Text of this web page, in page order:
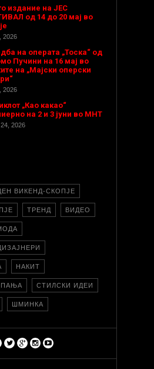
издание на ЈЕС
од 14 до 20 мај во
2026
на операта „Тоска“ од
Пучини на 16 мај во
на „Мајски оперски
2026
„Као какао“
на 2 и 3 јуни во МНТ
2026
ВИКЕНД-СКОПЈЕ
ТРЕНД ВИДЕО
НАКИТ
СТИЛСКИ ИДЕИ
ШМИНКА